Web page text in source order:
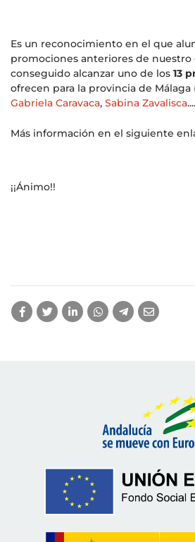
Es un reconocimiento en el que
promociones anteriores de nuestro
conseguido alcanzar uno de los 13
ofrecen para la provincia de Málaga
Gabriela Caravaca, Sabina Zavalisca
Más información en el siguiente
¡¡Ánimo!!